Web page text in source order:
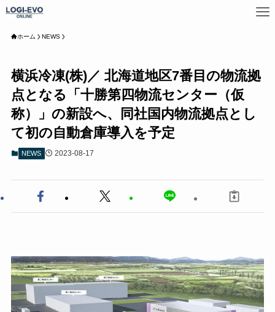
ホーム NEWS
横浜冷凍(株)／ 北海道地区7番目の物流拠
点となる「十勝第四物流センター（仮
称）」の新設へ、同社国内物流拠点とし
て初の自動倉庫導入を予定
NEWS 2023-08-17